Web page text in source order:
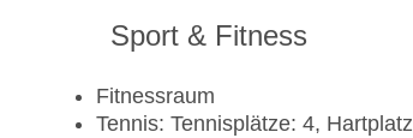
Sport & Fitness
Fitnessraum
Tennis: Tennisplätze: 4, Hartplatz